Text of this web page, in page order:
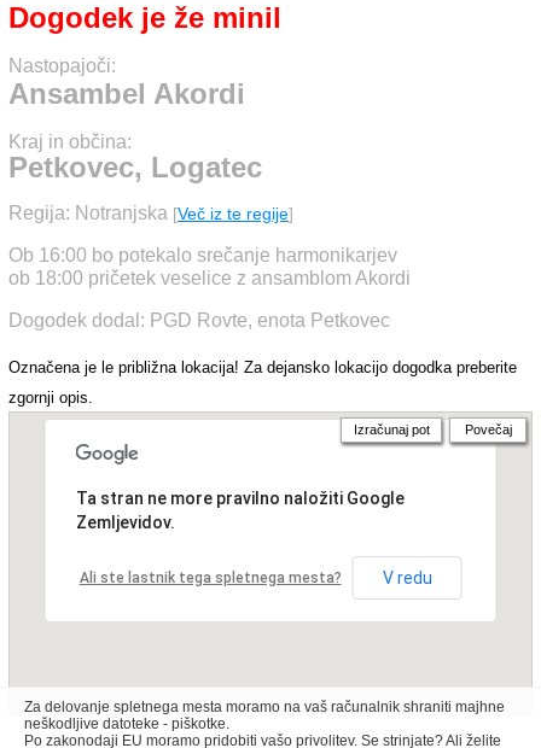
Dogodek je že minil
Nastopajoči:
Ansambel Akordi
Kraj in občina:
Petkovec, Logatec
Regija: Notranjska [Več iz te regije]
Ob 16:00 bo potekalo srečanje harmonikarjev
ob 18:00 pričetek veselice z ansamblom Akordi
Dogodek dodal: PGD Rovte, enota Petkovec
Označena je le približna lokacija! Za dejansko lokacijo dogodka preberite
zgornji opis.
Ta stran ne more pravilno naložiti Google
Zemljevidov.
Ali ste lastnik tega spletnega mesta? V redu
Izračunaj pot Povečaj
Za delovanje spletnega mesta moramo na vaš računalnik shraniti majhne
neškodljive datoteke - piškotke.
Po zakonodaji EU moramo pridobiti vašo privolitev. Se strinjate? Ali želite